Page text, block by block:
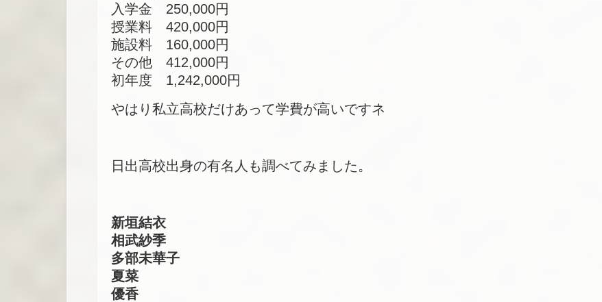
入学金 250,000円
授業料 420,000円
施設料 160,000円
その他 412,000円
初年度 1,242,000円
やはり私立高校だけあって学費が高いですネ
日出高校出身の有名人も調べてみました。
新垣結衣
相武紗季
多部未華子
夏菜
優香